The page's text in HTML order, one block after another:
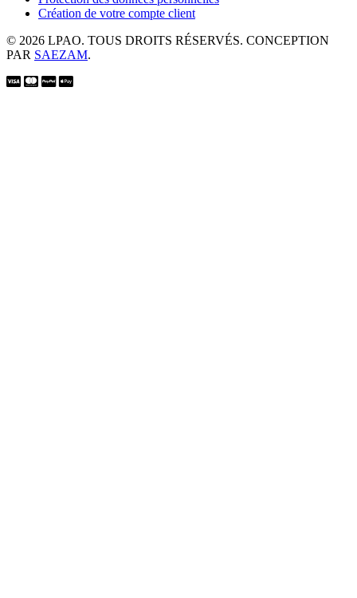
Création de votre compte client
© 2026 LPAO. TOUS DROITS RÉSERVÉS. CONCEPTION
PAR SAEZAM.